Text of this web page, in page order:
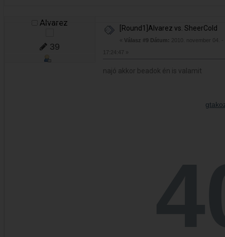
Alvarez
39
[Round1]Alvarez vs. SheerCold
« Válasz #9 Dátum:
2010. november 04. -
17:24:47 »
najó akkor beadok én is valamit